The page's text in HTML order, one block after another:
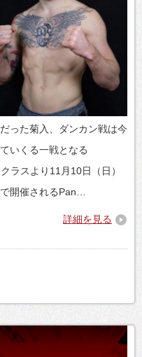
った菊入、ダンカン戦は今
いくる一戦となる
ラスより11月10日（日）
開催されるPan…
詳細を見る